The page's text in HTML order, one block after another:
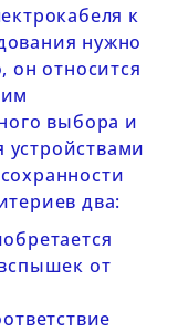
к
нужно
он относится
выбора и
два:
от